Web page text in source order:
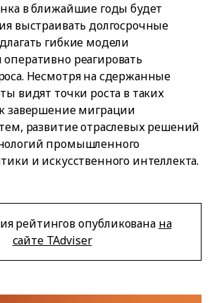
в ближайшие годы будет
выстраивать долгосрочные
гибкие модели
реагировать
Несмотря на сдержанные
видят точки роста в таких
завершение миграции
развитие отраслевых решений
промышленного
и искусственного интеллекта.
рейтингов опубликована на
сайте TAdviser